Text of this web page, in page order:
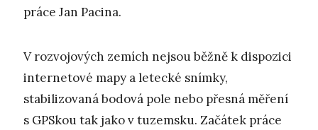
práce Jan Pacina.
V rozvojových zemích nejsou běžně k dispozici
internetové mapy a letecké snímky,
stabilizovaná bodová pole nebo přesná měření
s GPSkou tak jako v tuzemsku. Začátek práce